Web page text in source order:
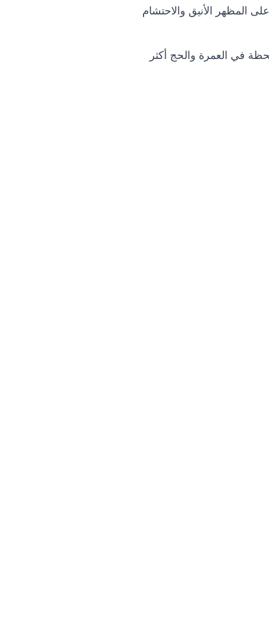
المظهر الأنيق والاحتشام
في العمرة والحج أكثر